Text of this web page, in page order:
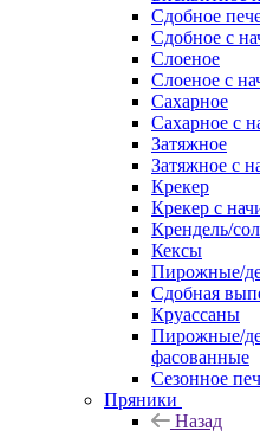
Сдобное
Сдобное с
Слоеное
Слоеное с
Сахарное
Сахарное с
Затяжное
Затяжное с
Крекер
Крекер с
Крендель/
Кексы
Пирожные/
Сдобная
Круассаны
Пирожные/
фасованные
Сезонное
Пряники
Назад